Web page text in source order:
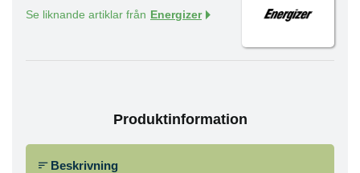
Se liknande artiklar från Energizer
Produktinformation
Beskrivning